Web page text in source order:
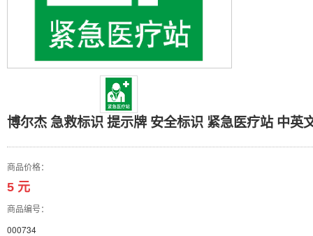
博尔杰 急救标识 提示牌 安全标识 紧急医疗站 中英
商品价格：
5 元
商品编号：
000734